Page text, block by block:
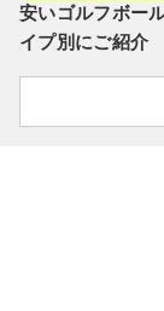
安いゴルフボー
イプ別にご紹介